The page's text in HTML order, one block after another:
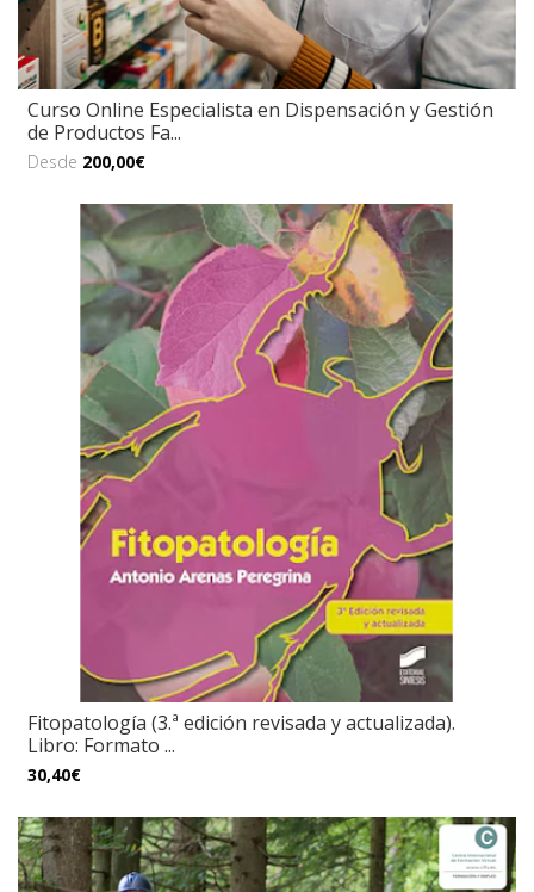
Curso Online Especialista en Dispensación y Gestión
de Productos Fa...
Desde 200,00€
Fitopatología (3.ª edición revisada y actualizada).
Libro: Formato ...
30,40€